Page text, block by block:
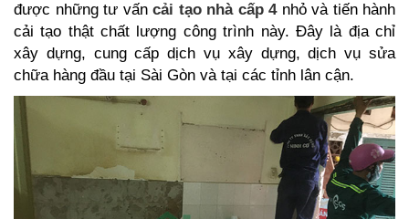
được những tư vấn cải tạo nhà cấp 4nhỏ và tiến hành
cải tạo thật chất lượng công trình này. Đây là địa chỉ
xây dựng, cung cấp dịch vụ xây dựng, dịch vụ sửa
chữa hàng đầu tại Sài Gòn và tại các tỉnh lân cận.